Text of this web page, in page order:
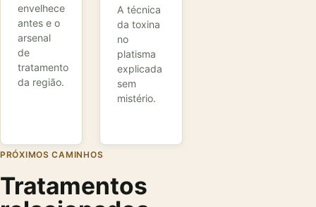
envelhece
antes e o
arsenal
de
tratamento
da região.
A técnica
da toxina
no
platisma
explicada
sem
mistério.
PRÓXIMOS CAMINHOS
Tratamentos